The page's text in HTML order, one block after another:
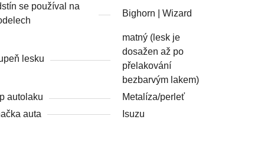
se používal na
Bighorn | Wizard
lesku
matný (lesk je
dosažen až po
přelakování
bezbarvým lakem)
autolaku
Metalíza/perleť
auta
Isuzu